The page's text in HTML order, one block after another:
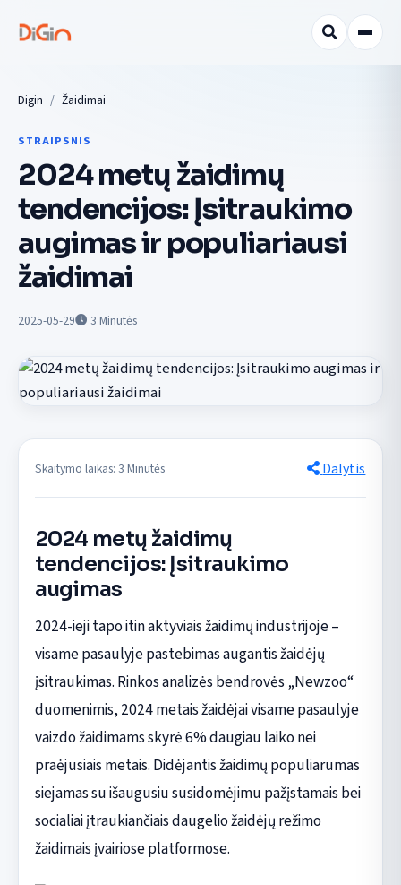
Digin Žaidimai
STRAIPSNIS
2024 metų žaidimų
tendencijos: Įsitraukimo
augimas ir populiariausi
žaidimai
2025-05-29 3 Minutės
Skaitymo laikas: 3 Minutės Dalytis
2024 metų žaidimų
tendencijos: Įsitraukimo
augimas
2024-ieji tapo itin aktyviais žaidimų industrijoje –
visame pasaulyje pastebimas augantis žaidėjų
įsitraukimas. Rinkos analizės bendrovės „Newzoo“
duomenimis, 2024 metais žaidėjai visame pasaulyje
vaizdo žaidimams skyrė 6% daugiau laiko nei
praėjusiais metais. Didėjantis žaidimų populiarumas
siejamas su išaugusiu susidomėjimu pažįstamais bei
socialiai įtraukiančiais daugelio žaidėjų režimo
žaidimais įvairiose platformose.